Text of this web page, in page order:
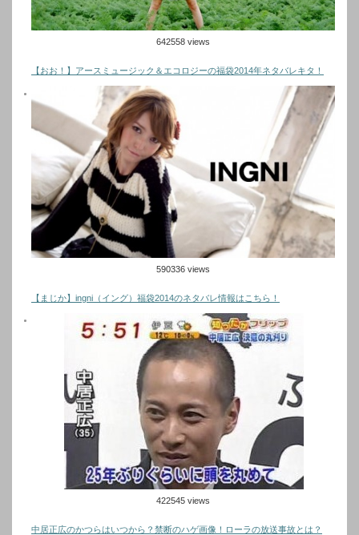
642558 views
【おお！】アースミュージック＆エコロジーの福袋2014年ネタバレキタ！
590336 views
【まじか】ingni（イング）福袋2014のネタバレ情報はこちら！
422545 views
中居正広のかつらはいつから？禁断のハゲ画像！ローラの放送事故とは？